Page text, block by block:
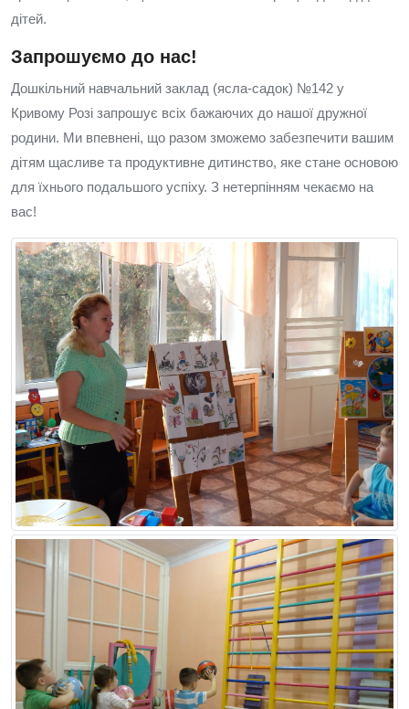
дітей.
Запрошуємо до нас!
Дошкільний навчальний заклад (ясла-садок) №142 у
Кривому Розі запрошує всіх бажаючих до нашої дружної
родини. Ми впевнені, що разом зможемо забезпечити вашим
дітям щасливе та продуктивне дитинство, яке стане основою
для їхнього подальшого успіху. З нетерпінням чекаємо на
вас!